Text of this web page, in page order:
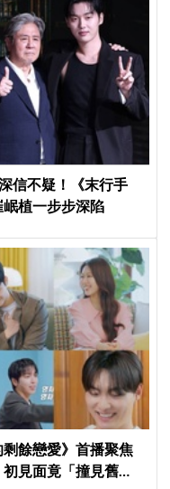
信不疑！《末行手
植一步步深陷
剩餘戀愛》首播聚焦
初見面竟「撞見舊